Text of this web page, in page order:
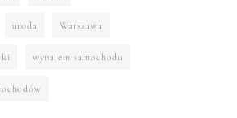
uroda Warszawa
wynajem samochodu